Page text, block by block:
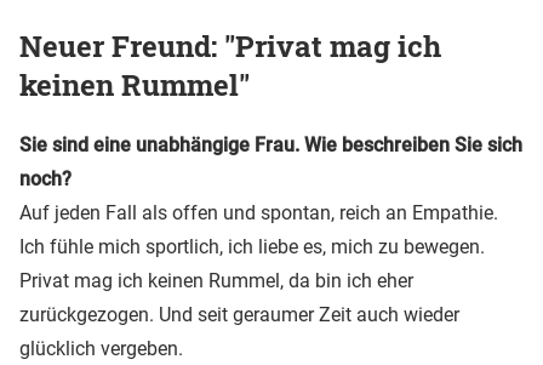
Neuer Freund: "Privat mag ich
keinen Rummel"
Sie sind eine unabhängige Frau. Wie beschreiben Sie sich
noch?
Auf jeden Fall als offen und spontan, reich an Empathie.
Ich fühle mich sportlich, ich liebe es, mich zu bewegen.
Privat mag ich keinen Rummel, da bin ich eher
zurückgezogen. Und seit geraumer Zeit auch wieder
glücklich vergeben.